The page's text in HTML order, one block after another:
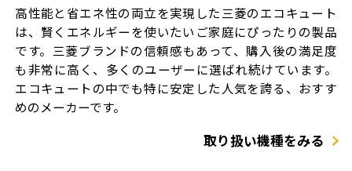
高性能と省エネ性の両立を実現した三菱のエコキュート
は、賢くエネルギーを使いたいご家庭にぴったりの製品
です。三菱ブランドの信頼感もあって、購入後の満足度
も非常に高く、多くのユーザーに選ばれ続けています。
エコキュートの中でも特に安定した人気を誇る、おすす
めのメーカーです。
取り扱い機種をみる